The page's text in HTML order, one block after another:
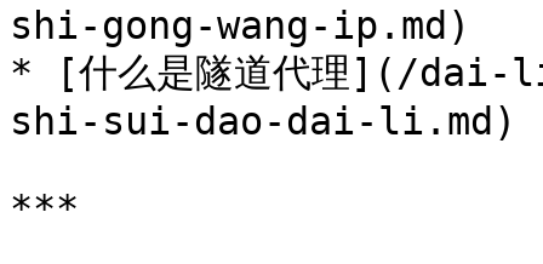
shi-gong-wang-ip.md)
* [什么是隧道代理](/
shi-sui-dao-dai-li.md)
***